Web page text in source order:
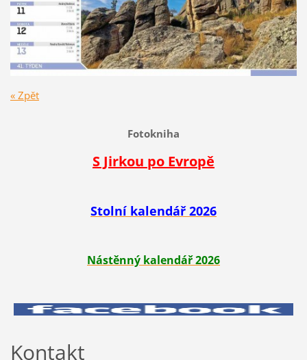
« Zpět
Fotokniha
S Jirkou po Evropě
Stolní kalendář 2026
Nástěnný kalendář 2026
Kontakt